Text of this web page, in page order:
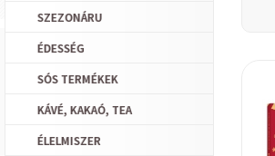
SZEZONÁRU
ÉDESSÉG
SÓS TERMÉKEK
KÁVÉ, KAKAÓ, TEA
ÉLELMISZER